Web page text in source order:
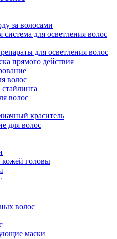
за волосами
для осветления волос
для осветления волос
прямого действия
волос
волос
краситель
для волос
кожей головы
волос
маски